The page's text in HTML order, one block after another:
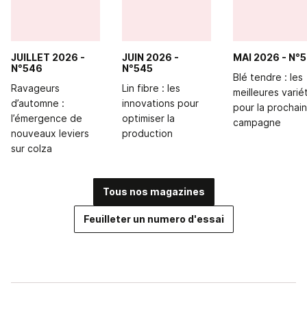
JUILLET 2026 -
N°546
Ravageurs
d’automne :
l’émergence de
nouveaux leviers
sur colza
JUIN 2026 -
N°545
Lin fibre : les
innovations pour
optimiser la
production
MAI 2026 -
Blé tendre : les
meilleures
pour la
campagne
Tous nos magazines
Feuilleter un numero d'essai